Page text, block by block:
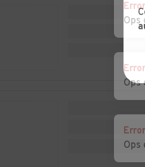
Error
Ops
Error
Ops
Error
Ops